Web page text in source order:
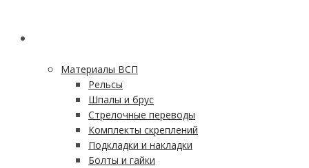
Материалы ВСП
Рельсы
Шпалы и брус
Стрелочные переводы
Комплекты скреплений
Подкладки и накладки
Болты и гайки